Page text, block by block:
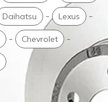
Daihatsu - Lexus -
- Chevrolet -